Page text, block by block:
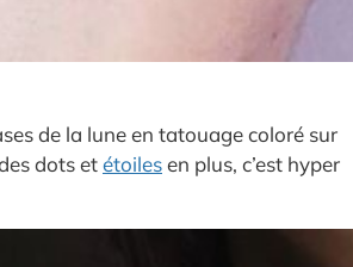
de la lune en tatouage coloré sur
dots etétoilesen plus, c’est hyper